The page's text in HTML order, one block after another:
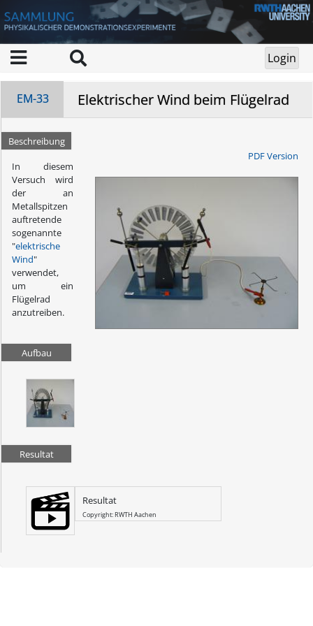
EM-33 Elektrischer Wind beim Flügelrad
Beschreibung
PDF Version
In diesem
Versuch wird
der an
Metallspitzen
auftretende
sogenannte
"elektrische
Wind"
verwendet,
um ein
Flügelrad
anzutreiben.
Aufbau
Resultat
Resultat
Copyright: RWTH Aachen